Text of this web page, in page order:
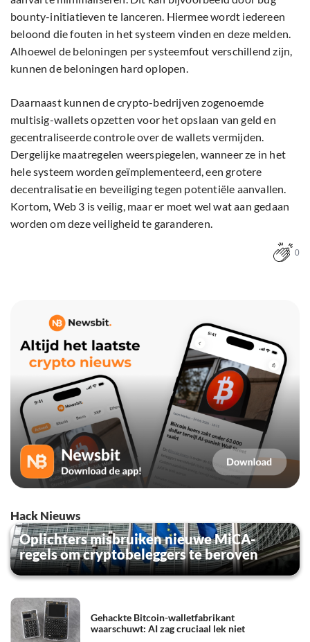
bounty-initiatieven te lanceren. Hiermee wordt iedereen
beloond die fouten in het systeem vinden en deze melden.
Alhoewel de beloningen per systeemfout verschillend zijn,
kunnen de beloningen hard oplopen.
Daarnaast kunnen de crypto-bedrijven zogenoemde
multisig-wallets opzetten voor het opslaan van geld en
gecentraliseerde controle over de wallets vermijden.
Dergelijke maatregelen weerspiegelen, wanneer ze in het
hele systeem worden geïmplementeerd, een grotere
decentralisatie en beveiliging tegen potentiële aanvallen.
Kortom, Web 3 is veilig, maar er moet wel wat aan gedaan
worden om deze veiligheid te garanderen.
0
Hack Nieuws
Oplichters misbruiken nieuwe MiCA-
regels om cryptobeleggers te beroven
Gehackte Bitcoin-walletfabrikant
waarschuwt: AI zag cruciaal lek niet